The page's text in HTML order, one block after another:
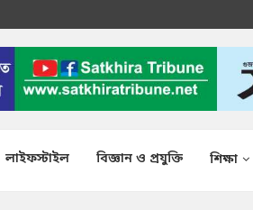
লাইফস্টাইল বিজ্ঞান ও প্রযুক্তি শিক্ষা